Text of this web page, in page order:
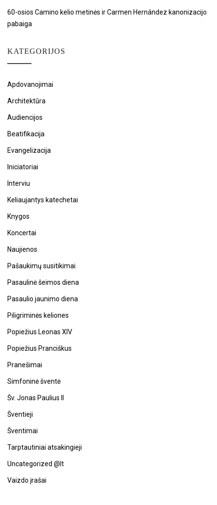
60-osios Camino kelio metinės ir Carmen Hernández kanonizacijo
pabaiga
KATEGORIJOS
Apdovanojimai
Architektūra
Audiencijos
Beatifikacija
Evangelizacija
Iniciatoriai
Interviu
Keliaujantys katechetai
Knygos
Koncertai
Naujienos
Pašaukimų susitikimai
Pasaulinė šeimos diena
Pasaulio jaunimo diena
Piligriminės keliones
Popiežius Leonas XIV
Popiežius Pranciškus
Pranešimai
Simfoninė šventė
Šv. Jonas Paulius II
Šventieji
Šventimai
Tarptautiniai atsakingieji
Uncategorized @lt
Vaizdo įrašai